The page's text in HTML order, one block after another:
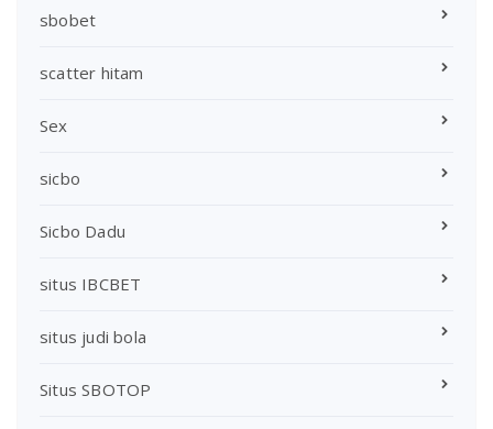
sbobet
scatter hitam
Sex
sicbo
Sicbo Dadu
situs IBCBET
situs judi bola
Situs SBOTOP